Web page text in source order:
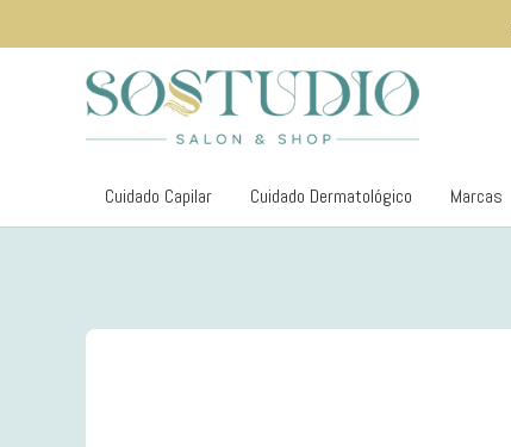
Cuidado Capilar
Cuidado Dermatológico Marcas